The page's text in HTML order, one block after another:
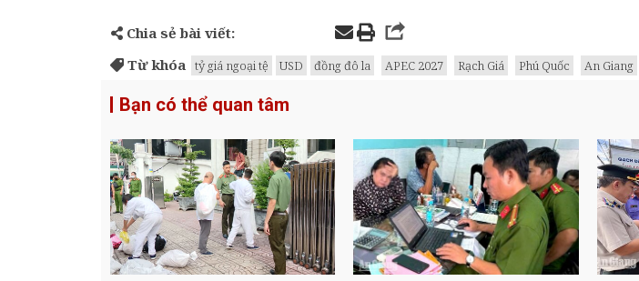
Chia sẻ bài viết:
Từ khóa tỷ giá ngoại tệ USD đồng đô la APEC 2027 Rạch Giá Phú Quốc An Giang
Bạn có thể quan tâm